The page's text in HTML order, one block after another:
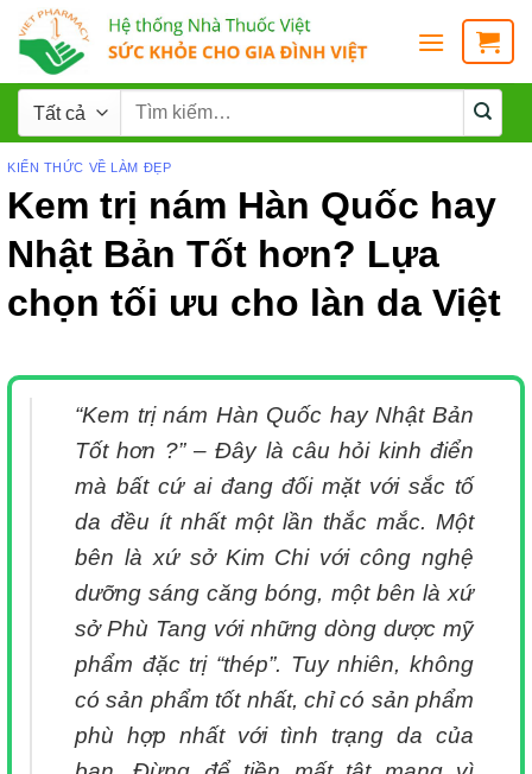
KIẾN THỨC VỀ LÀM ĐẸP
Kem trị nám Hàn Quốc hay
Nhật Bản Tốt hơn? Lựa
chọn tối ưu cho làn da Việt
“Kem trị nám Hàn Quốc hay Nhật Bản
Tốt hơn ?” – Đây là câu hỏi kinh điển
mà bất cứ ai đang đối mặt với sắc tố
da đều ít nhất một lần thắc mắc. Một
bên là xứ sở Kim Chi với công nghệ
dưỡng sáng căng bóng, một bên là xứ
sở Phù Tang với những dòng dược mỹ
phẩm đặc trị “thép”. Tuy nhiên, không
có sản phẩm tốt nhất, chỉ có sản phẩm
phù hợp nhất với tình trạng da của